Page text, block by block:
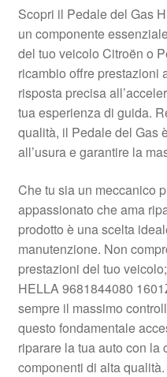
Il mio account
Pagamenti
Politica sulla riservatezza
Procedura di Reclamo
Rimostranza
Spedizione in tutto il mondo
Termini e condizioni
Scopri il Pedale del Gas
un componente
del tuo veicolo Citroën o
ricambio offre prestazioni
risposta precisa
tua esperienza di guida.
qualità, il Pedale del Gas
all’usura e garantire la
Che tu sia un meccanico
appassionato che ama
prodotto è una scelta
manutenzione. Non
prestazioni del tuo
HELLA 9681844080
sempre il massimo
questo fondamentale
riparare la tua auto con la
componenti di alta qualità.